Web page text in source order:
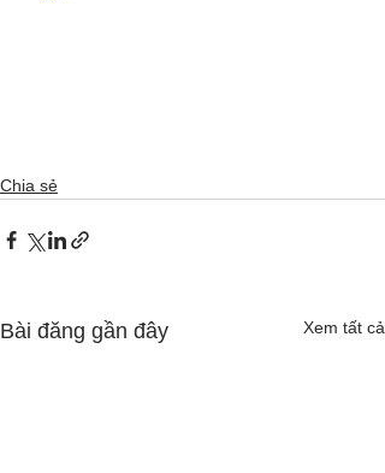
Chia sẻ
Bài đăng gần đây Xem tất cả